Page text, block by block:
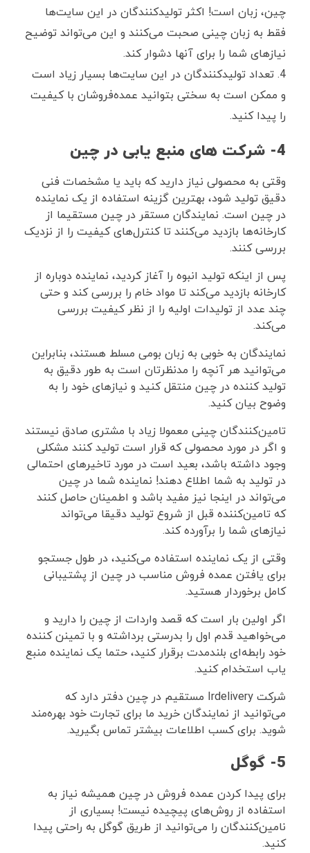
چین، زبان است! اکثر تولیدکنندگان در این سایت‌ها
فقط به زبان چینی صحبت می‌کنند و این می‌تواند توضیح
نیازهای شما را برای آنها دشوار کند.
تعداد تولیدکنندگان در این سایت‌ها بسیار زیاد است
و ممکن است به سختی بتوانید عمده‌فروشان با کیفیت
را پیدا کنید.
4- شرکت های منبع ‌یابی در چین
وقتی به محصولی نیاز دارید که باید یا مشخصات فنی
دقیق تولید شود، بهترین گزینه استفاده از یک نماینده
در چین است. نمایندگان مستقر در چین مستقیما از
کارخانه‌ها بازدید می‌کنند تا کنترل‌های کیفیت را از نزدیک
بررسی کنند.
پس از اینکه تولید انبوه را آغاز کردید، نماینده دوباره از
کارخانه بازدید می‌کند تا مواد خام را بررسی کند و حتی
چند عدد از تولیدات اولیه را از نظر کیفیت بررسی
می‌کند.
نمایندگان به خوبی به زبان بومی مسلط هستند، بنابراین
می‌توانید هر آنچه را مدنظرتان است به طور دقیق به
تولید کننده در چین منتقل کنید و نیاز‌های خود را به
وضوح بیان کنید.
تامین‌کنندگان چینی معمولا زیاد با مشتری صادق نیستند
و اگر در مورد محصولی که قرار است تولید کنند مشکلی
وجود داشته باشد، بعید است در مورد تاخیر‌های احتمالی
در تولید به شما اطلاع دهند! نماینده شما در چین
می‌تواند در اینجا نیز مفید باشد و اطمینان حاصل کنند
که تامین‌کننده قبل از شروع تولید دقیقا می‌تواند
نیازهای شما را برآورده کند.
وقتی از یک نماینده استفاده می‌کنید، در طول جستجو
برای یافتن عمده فروش مناسب در چین از پشتیبانی
کامل برخوردار هستید.
اگر اولین بار است که قصد واردات از چین را دارید و
می‌خواهید قدم اول را بدرستی برداشته و با تمینن کننده
خود رابطه‌ای بلندمدت برقرار کنید، حتما یک نماینده منبع
یاب استخدام کنید.
شرکت Irdelivery مستقیم در چین دفتر دارد که
می‌توانید از نمایندگان خرید ما برای تجارت خود بهره‌مند
شوید. برای کسب اطلاعات بیشتر تماس بگیرید.
5- گوگل
برای پیدا کردن عمده فروش در چین همیشه نیاز به
استفاده از روش‌های پیچیده نیست! بسیاری از
نامین‌کنندگان را می‌توانید از طریق گوگل به راحتی پیدا
کنید.